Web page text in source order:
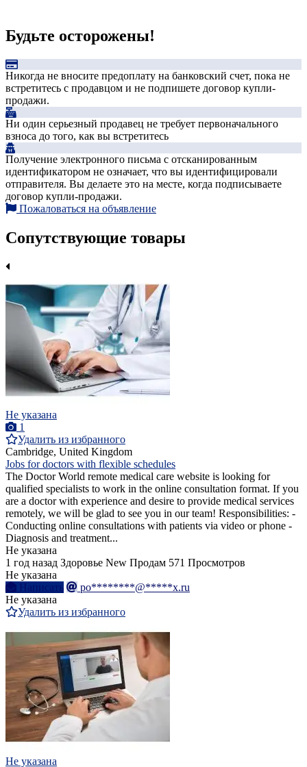
Будьте осторожены!
Никогда не вносите предоплату на банковский счет, пока не
встретитесь с продавцом и не подпишете договор купли-
продажи.
Ни один серьезный продавец не требует первоначального
взноса до того, как вы встретитесь
Получение электронного письма с отсканированным
идентификатором не означает, что вы идентифицировали
отправителя. Вы делаете это на месте, когда подписываете
договор купли-продажи.
Пожаловаться на объявление
Сопутствующие товары
Не указана
1
Удалить из избранного
Cambridge, United Kingdom
Jobs for doctors with flexible schedules
The Doctor World remote medical care website is looking for
qualified specialists to work in the online consultation format. If you
are a doctor with experience and desire to provide medical services
remotely, we will be glad to see you in our team! Responsibilities: -
Conducting online consultations with patients via video or phone -
Diagnosis and treatment...
Не указана
1 год назад Здоровье New Продам 571 Просмотров
Не указана
Написать
po********@*****x.ru
Не указана
Удалить из избранного
Не указана